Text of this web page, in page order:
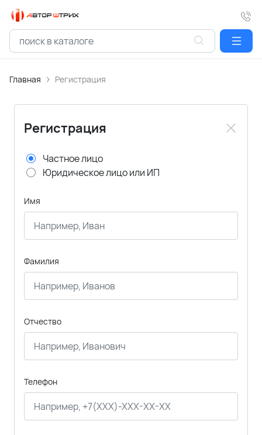
Главная Регистрация
Регистрация
Частное лицо
Юридическое лицо или ИП
Имя
Фамилия
Отчество
Телефон